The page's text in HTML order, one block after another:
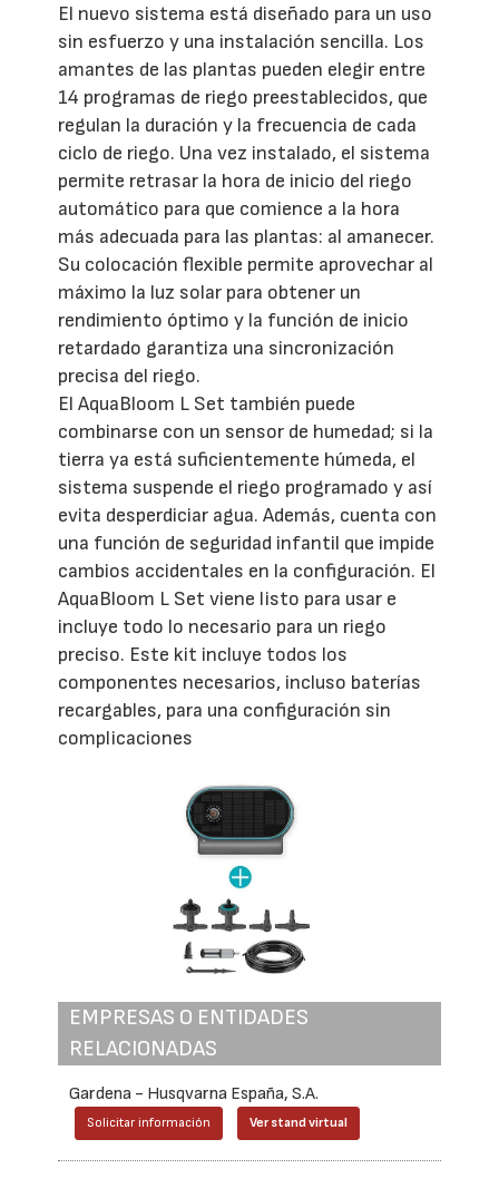
El nuevo sistema está diseñado para un uso
sin esfuerzo y una instalación sencilla. Los
amantes de las plantas pueden elegir entre
14 programas de riego preestablecidos, que
regulan la duración y la frecuencia de cada
ciclo de riego. Una vez instalado, el sistema
permite retrasar la hora de inicio del riego
automático para que comience a la hora
más adecuada para las plantas: al amanecer.
Su colocación flexible permite aprovechar al
máximo la luz solar para obtener un
rendimiento óptimo y la función de inicio
retardado garantiza una sincronización
precisa del riego.
El AquaBloom L Set también puede
combinarse con un sensor de humedad; si la
tierra ya está suficientemente húmeda, el
sistema suspende el riego programado y así
evita desperdiciar agua. Además, cuenta con
una función de seguridad infantil que impide
cambios accidentales en la configuración. El
AquaBloom L Set viene listo para usar e
incluye todo lo necesario para un riego
preciso. Este kit incluye todos los
componentes necesarios, incluso baterías
recargables, para una configuración sin
complicaciones
EMPRESAS O ENTIDADES
RELACIONADAS
Gardena - Husqvarna España, S.A.
Solicitar información Ver stand virtual